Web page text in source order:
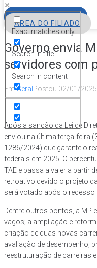
Exact matches only
Search in title
Search in content
ÁREA DO FILIADO
Governo envia
servidores com
EmGeral Postou 02/01/2025
Após a sanção da Lei de
enviou na última terça-feira
1286/2024) que garante o
federais em 2025. O
TAE e passa a valer a partir
retroativo devido o projeto
será votado após o recesso
Dentre outros pontos, a MP
vagos; a ampliação e
criação de duas novas
avaliação de desempenho,
reestruturação de carreiras